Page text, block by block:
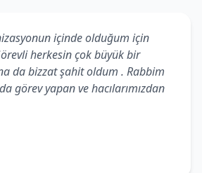
içinde olduğum için
herkesin çok büyük bir
da bizzat şahit oldum . Rabbim
görev yapan ve hacılarımızdan